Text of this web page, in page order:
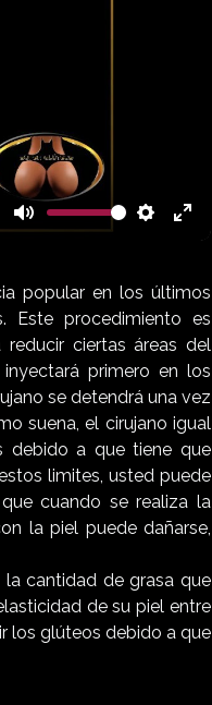
Mute
popular en los últimos
Este procedimiento es
ciertas áreas del
primero en los
se detendrá una vez
suena, el cirujano igual
debido a que tiene que
limites, usted puede
cuando se realiza la
la piel puede dañarse,
la cantidad de grasa que
de su piel entre
los glúteos debido a que